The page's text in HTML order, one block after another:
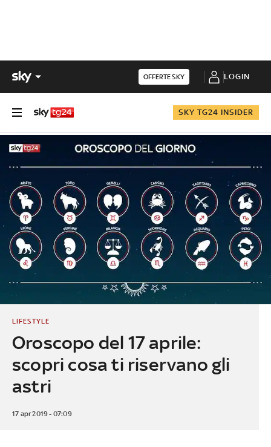
OFFERTE SKY LOGIN
SKY TG24 INSIDER
Oroscopo del 17 aprile:
scopri cosa ti riservano gli
astri
LIFESTYLE
17 apr 2019 - 07:09